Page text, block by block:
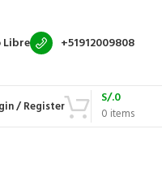
Libre +51912009808
/ Register 0 items
S/.0